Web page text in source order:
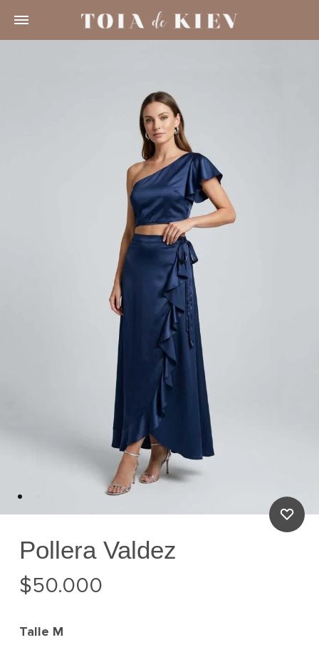
Pollera Valdez
$50.000
Talle M